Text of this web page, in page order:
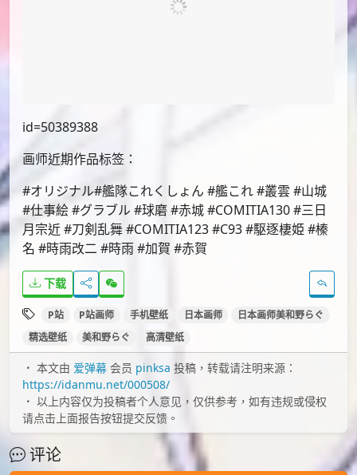
画师近期作品标签：
#オリジナル#艦隊これくしょん #艦これ #叢雲 #山城
#仕事絵 #グラブル #球磨 #赤城 #COMITIA130 #三日
月宗近 #刀剣乱舞 #COMITIA123 #C93 #駆逐棲姫 #榛
名 #時雨改二 #時雨 #加賀 #赤賀
下载
P站 P站画师 手机壁纸 日本画师
日本画师美和野らぐ
精选壁纸
美和野らぐ 高清壁纸
本文由爱弹幕会员pinksa 投稿，转载请注明来源：
https://idanmu.net/000508/
以上内容仅为投稿者个人意见，仅供参考，如有违规或侵权
请点击上面报告按钮提交反馈。